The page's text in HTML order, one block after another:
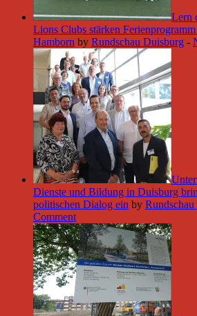
Lern
Lions Clubs stärken
Hamborn by Rundschau Duisburg -
Dienste und Bildung in Duisburg
politischen Dialog ein by
Comment